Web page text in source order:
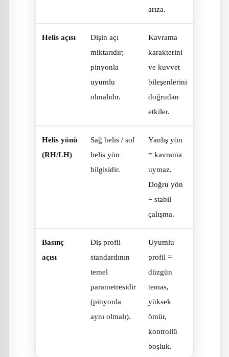
arıza.
Helis açısı
Dişin açı
miktarıdır;
pinyonla
uyumlu
olmalıdır.
Kavrama
karakterini
ve kuvvet
bileşenlerini
doğrudan
etkiler.
Helis yönü
(RH/LH)
Sağ helis / sol
helis yön
bilgisidir.
Yanlış yön
= kavrama
uymaz.
Doğru yön
= stabil
çalışma.
Basınç
açısı
Diş profil
standardının
temel
parametresidir
(pinyonla
aynı olmalı).
Uyumlu
profil =
düzgün
temas,
yüksek
ömür,
kontrollü
boşluk.